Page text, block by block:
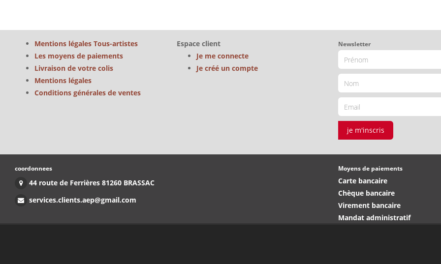
Mentions légales Tous-artistes
Les moyens de paiements
Livraison de votre colis
Mentions légales
Conditions générales de ventes
Espace client
Je me connecte
Je créé un compte
Newsletter
je m'inscris
coordonnees
44 route de Ferrières 81260 BRASSAC
services.clients.aep@gmail.com
Moyens de paiements
Carte bancaire
Chèque bancaire
Virement bancaire
Mandat administratif